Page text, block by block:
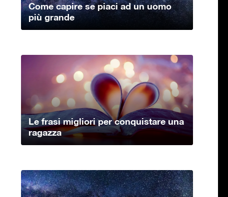
Come capire se piaci ad un uomo
più grande
Le frasi migliori per conquistare una
ragazza